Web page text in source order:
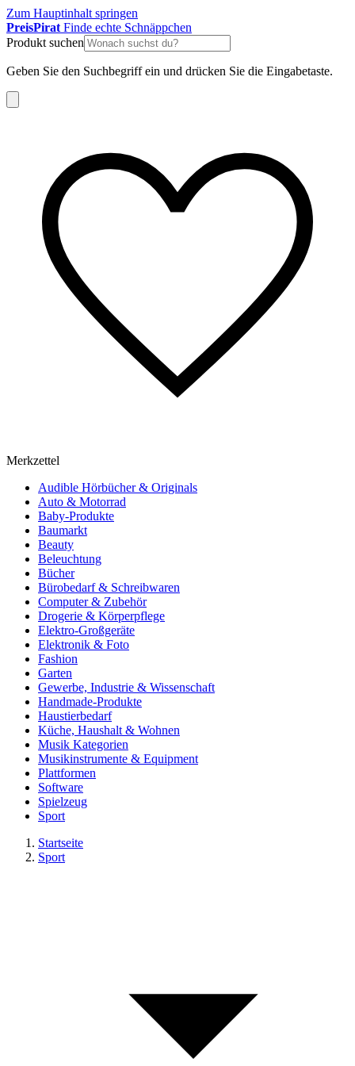
Zum Hauptinhalt springen
PreisPirat Finde echte Schnäppchen
Produkt suchen
Geben Sie den Suchbegriff ein und drücken Sie die Eingabetaste.
Merkzettel
Audible Hörbücher & Originals
Auto & Motorrad
Baby-Produkte
Baumarkt
Beauty
Beleuchtung
Bücher
Bürobedarf & Schreibwaren
Computer & Zubehör
Drogerie & Körperpflege
Elektro-Großgeräte
Elektronik & Foto
Fashion
Garten
Gewerbe, Industrie & Wissenschaft
Handmade-Produkte
Haustierbedarf
Küche, Haushalt & Wohnen
Musik Kategorien
Musikinstrumente & Equipment
Plattformen
Software
Spielzeug
Sport
Startseite
Sport